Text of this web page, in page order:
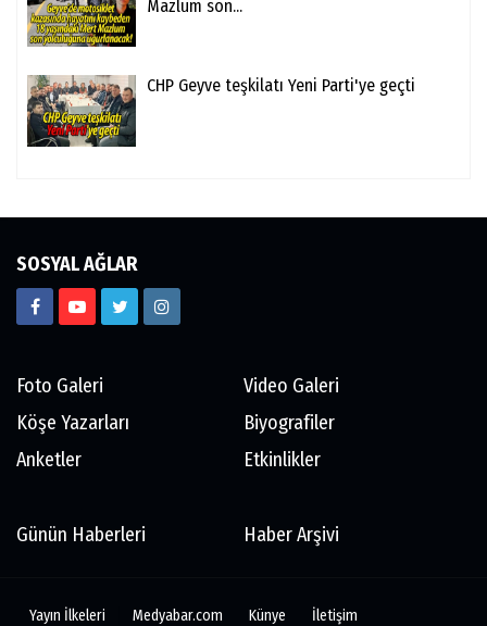
Mazlum son...
CHP Geyve teşkilatı Yeni Parti'ye geçti
SOSYAL AĞLAR
Foto Galeri
Video Galeri
Köşe Yazarları
Biyografiler
Anketler
Etkinlikler
Günün Haberleri Haber Arşivi
Yayın İlkeleri Medyabar.com Künye İletişim